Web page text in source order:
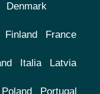
Denmark
Finland France
Italia Latvia
Poland Portugal